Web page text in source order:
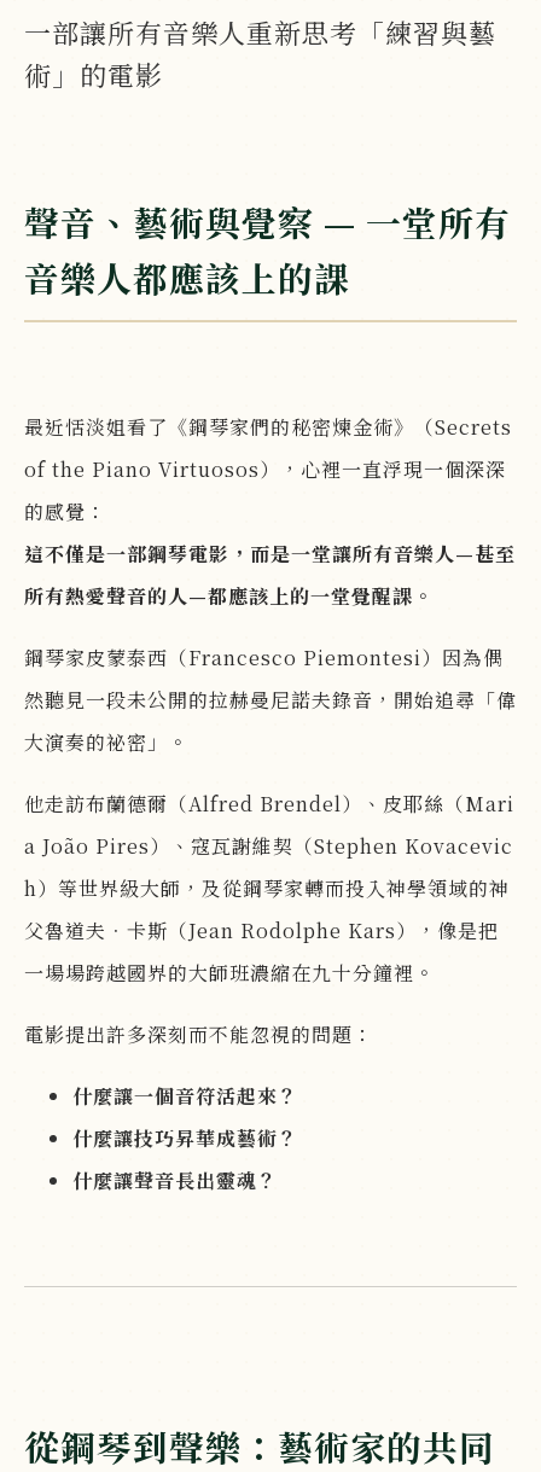
一部讓所有音樂人重新思考「練習與藝
術」的電影
聲音、藝術與覺察 — 一堂所有
音樂人都應該上的課
最近恬淡姐看了《鋼琴家們的秘密煉金術》（Secrets
of the Piano Virtuosos），心裡一直浮現一個深深
的感覺：
這不僅是一部鋼琴電影，而是一堂讓所有音樂人—甚至
所有熱愛聲音的人—都應該上的一堂覺醒課。
鋼琴家皮蒙泰西（Francesco Piemontesi）因為偶
然聽見一段未公開的拉赫曼尼諾夫錄音，開始追尋「偉
大演奏的祕密」。
他走訪布蘭德爾（Alfred Brendel）、皮耶絲（Mari
a João Pires）、寇瓦謝維契（Stephen Kovacevic
h）等世界級大師，及從鋼琴家轉而投入神學領域的神
父魯道夫．卡斯（Jean Rodolphe Kars），像是把
一場場跨越國界的大師班濃縮在九十分鐘裡。
電影提出許多深刻而不能忽視的問題：
什麼讓一個音符活起來？
什麼讓技巧昇華成藝術？
什麼讓聲音長出靈魂？
從鋼琴到聲樂：藝術家的共同